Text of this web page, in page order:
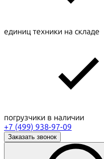
единиц техники на складе
погрузчики в наличии
+7 (499) 938-97-09
Заказать звонок